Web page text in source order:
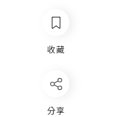
收藏
分享